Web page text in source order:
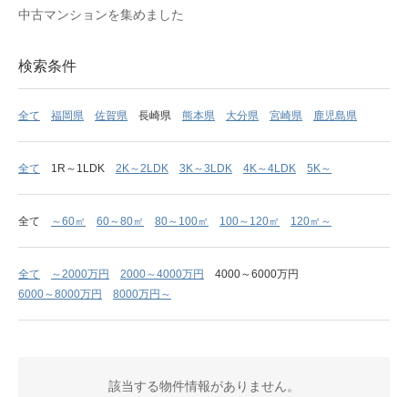
中古マンションを集めました
検索条件
全て 福岡県 佐賀県 長崎県 熊本県 大分県 宮崎県 鹿児島県
全て 1R～1LDK 2K～2LDK 3K～3LDK 4K～4LDK 5K～
全て ～60㎡ 60～80㎡ 80～100㎡ 100～120㎡ 120㎡～
全て ～2000万円 2000～4000万円
4000～6000万円
6000～8000万円
8000万円～
該当する物件情報がありません。